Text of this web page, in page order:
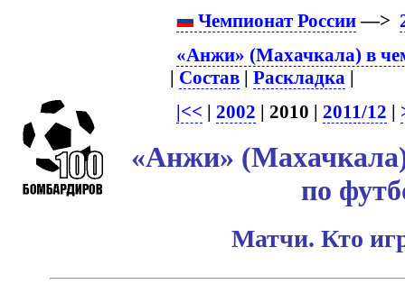
Чемпионат России—>
«Анжи» (Махачкала) в
| Состав |Раскладка |
|<< | 2002 | 2010 | 2011/12 |
«Анжи»
по
Матчи. Кто